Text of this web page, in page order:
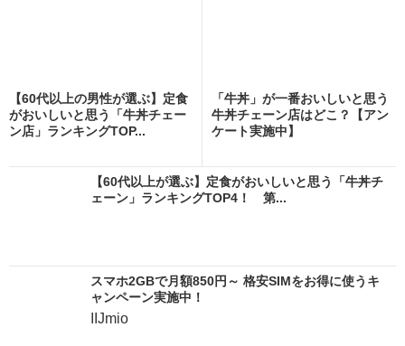
【60代以上の男性が選ぶ】定食
がおいしいと思う「牛丼チェー
ン店」ランキングTOP...
「牛丼」が一番おいしいと思う
牛丼チェーン店はどこ？【アン
ケート実施中】
【60代以上が選ぶ】定食がおいしいと思う「牛丼チ
ェーン」ランキングTOP4！ 第...
スマホ2GBで月額850円～ 格安SIMをお得に使うキ
ャンペーン実施中！
IIJmio